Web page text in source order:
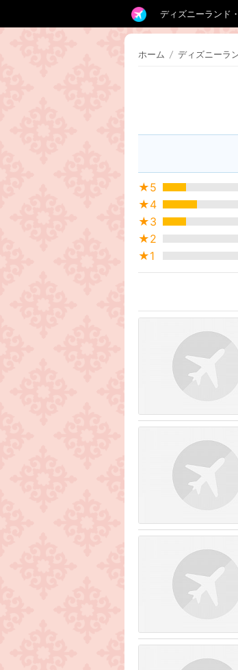
ディズニーランド
ホーム / ディズニーラ
★5
★4
★3
★2
★1